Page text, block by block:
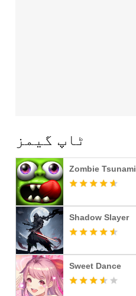
ٹاپ گیمز
Zombie Tsunami
Shadow Slayer
Sweet Dance